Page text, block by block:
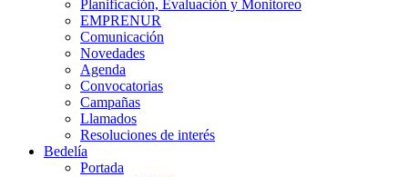
Planificación, Evaluación y Monitoreo
EMPRENUR
Comunicación
Novedades
Agenda
Convocatorias
Campañas
Llamados
Resoluciones de interés
Bedelía
Portada